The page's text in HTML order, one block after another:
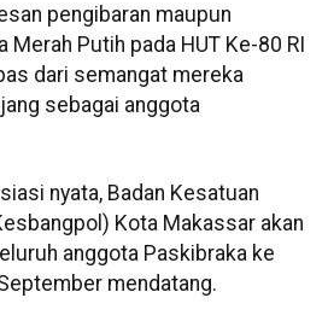
pengibaran maupun
Merah Putih pada HUT Ke-80 RI
dari semangat mereka
sebagai anggota
nyata, Badan Kesatuan
Kota Makassar akan
anggota Paskibraka ke
mendatang.